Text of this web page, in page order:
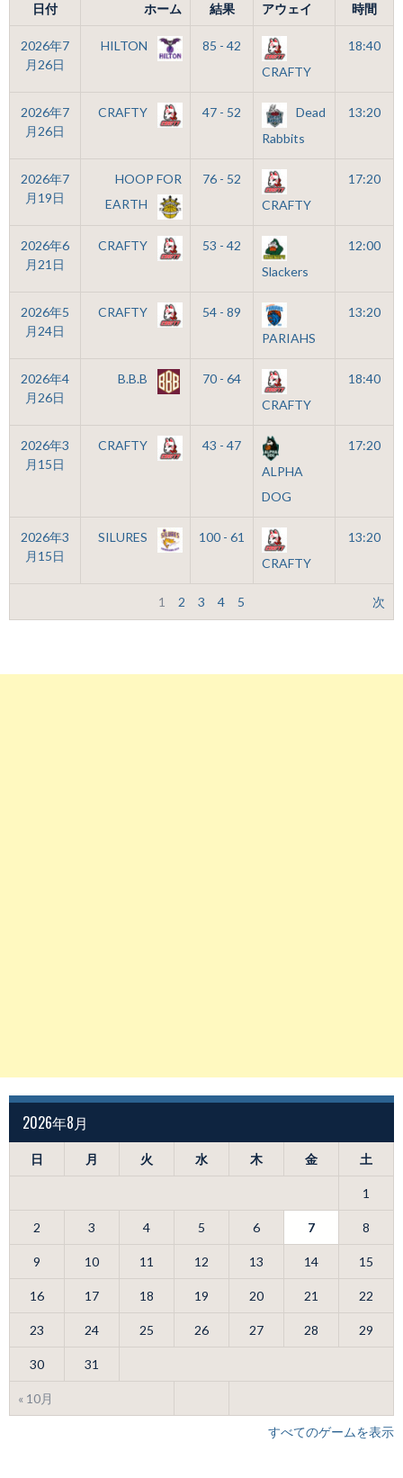
日付 ホーム 結果 アウェイ 時間
2026年7
月26日
HILTON
85 - 42
CRAFTY
18:40
2026年7
月26日
CRAFTY 47 - 52
Dead
Rabbits
13:20
2026年7
月19日
HOOP FOR
EARTH
76 - 52
CRAFTY
17:20
2026年6
月21日
CRAFTY
53 - 42
Slackers
12:00
2026年5
月24日
CRAFTY
54 - 89
PARIAHS
13:20
2026年4
月26日
B.B.B
70 - 64
CRAFTY
18:40
2026年3
月15日
CRAFTY
43 - 47
ALPHA
DOG
17:20
2026年3
月15日
SILURES
100 - 61
CRAFTY
13:20
1 2 3 4 5 次
2026年8月
日 月 火 水 木 金 土
« 10月
1
2 3 4 5 6 7 8
9 10 11 12 13 14 15
16 17 18 19 20 21 22
23 24 25 26 27 28 29
30 31
すべてのゲームを表示